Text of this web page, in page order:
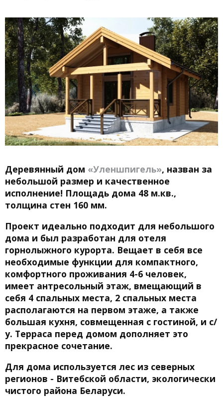
Деревянный дом «Уленшпигель», назван за
небольшой размер и качественное
исполнение! Площадь дома 48 м.кв.,
толщина стен 160 мм.
Проект идеально подходит для небольшого
дома и был разработан для отеля
горнолыжного курорта. Вещает в себя все
необходимые функции для компактного,
комфортного проживания 4-6 человек,
имеет антресольный этаж, вмещающий в
себя 4 спальных места, 2 спальных места
располагаются на первом этаже, а также
большая кухня, совмещенная с гостиной, и с/
у. Терраса перед домом дополняет это
прекрасное сочетание.
Для дома используется лес из северных
регионов - Витебской области, экологически
чистого района Беларуси.